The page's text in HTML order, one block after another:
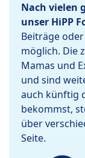
Nach vielen
unser HiPP
Beiträge
möglich. Die
Mamas und
und sind
auch künftig
bekommst,
über
Seite.